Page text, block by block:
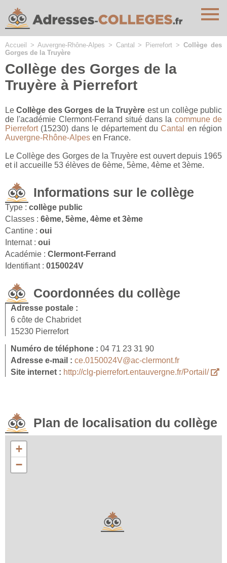
Accueil > Auvergne-Rhône-Alpes > Cantal > Pierrefort >Collège des
Gorges de la Truyère
Collège des Gorges de la
Truyère à Pierrefort
LeCollège des Gorges de la Truyère est un collège public
de l'académie Clermont-Ferrand situé dans la commune de
Pierrefort(15230) dans le département duCantal
en région
Auvergne-Rhône-Alpes en France.
Le Collège des Gorges de la Truyère est ouvert depuis 1965
et il accueille 53 élèves de 6ème, 5ème, 4ème et 3ème.
Informations sur le collège
Type : collège public
Classes : 6ème, 5ème, 4ème et 3ème
Cantine : oui
Internat : oui
Académie : Clermont-Ferrand
Identifiant : 0150024V
Coordonnées du collège
Adresse postale :
6 côte de Chabridet
15230 Pierrefort
Numéro de téléphone : 04 71 23 31 90
Adresse e-mail : ce.0150024V@ac-clermont.fr
Site internet : http://clg-pierrefort.entauvergne.fr/Portail/
Plan de localisation du collège
+
−